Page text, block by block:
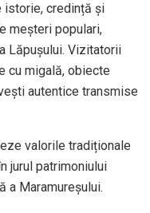
istorie, credință și
meșteri populari,
Lăpușului. Vizitatorii
cu migală, obiecte
autentice transmise
valorile tradiționale
jurul patrimoniului
a Maramureșului.